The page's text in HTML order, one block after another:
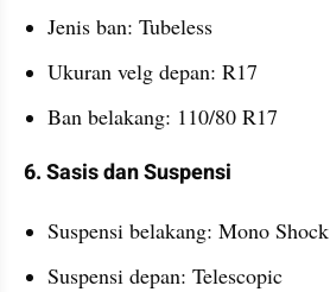
Jenis ban: Tubeless
Ukuran velg depan: R17
Ban belakang: 110/80 R17
6. Sasis dan Suspensi
Suspensi belakang: Mono Shock
Suspensi depan: Telescopic